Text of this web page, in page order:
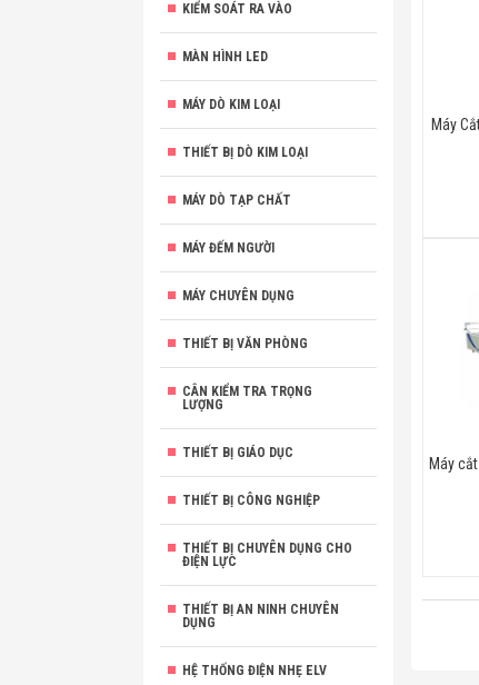
KIỂM SOÁT RA VÀO
MÀN HÌNH LED
MÁY DÒ KIM LOẠI
THIẾT BỊ DÒ KIM LOẠI
MÁY DÒ TẠP CHẤT
MÁY ĐẾM NGƯỜI
MÁY CHUYÊN DỤNG
THIẾT BỊ VĂN PHÒNG
CÂN KIỂM TRA TRỌNG
LƯỢNG
THIẾT BỊ GIÁO DỤC
THIẾT BỊ CÔNG NGHIỆP
THIẾT BỊ CHUYÊN DỤNG CHO
ĐIỆN LỰC
THIẾT BỊ AN NINH CHUYÊN
DỤNG
HỆ THỐNG ĐIỆN NHẸ ELV
Máy
Máy